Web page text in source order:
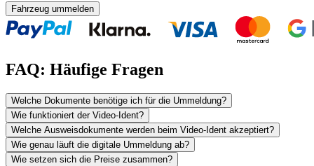
Fahrzeug ummelden
FAQ: Häufige Fragen
Welche Dokumente benötige ich für die Ummeldung?
Wie funktioniert der Video-Ident?
Welche Ausweisdokumente werden beim Video-Ident akzeptiert?
Wie genau läuft die digitale Ummeldung ab?
Wie setzen sich die Preise zusammen?